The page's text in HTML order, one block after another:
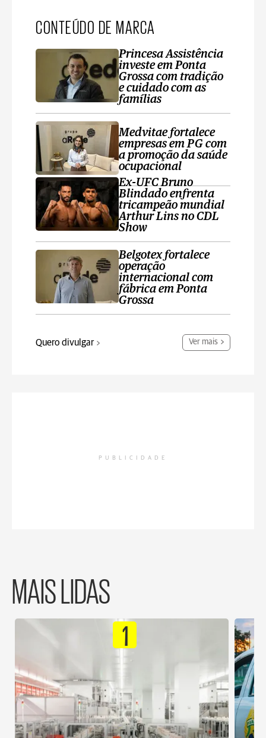
CONTEÚDO DE MARCA
Princesa Assistência
investe em Ponta
Grossa com tradição
e cuidado com as
famílias
Medvitae fortalece
empresas em PG com
a promoção da saúde
ocupacional
Ex-UFC Bruno
Blindado enfrenta
tricampeão mundial
Arthur Lins no CDL
Show
Belgotex fortalece
operação
internacional com
fábrica em Ponta
Grossa
Quero divulgar Ver mais
PUBLICIDADE
MAIS LIDAS
1